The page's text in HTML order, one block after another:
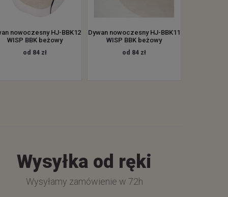
nowoczesny HJ-BBK12
WISP BBK beżowy
od 84 zł
Dywan nowoczesny HJ-BBK11
WISP BBK beżowy
od 84 zł
Wysyłka od ręki
Wysyłamy zamówienie w 72h